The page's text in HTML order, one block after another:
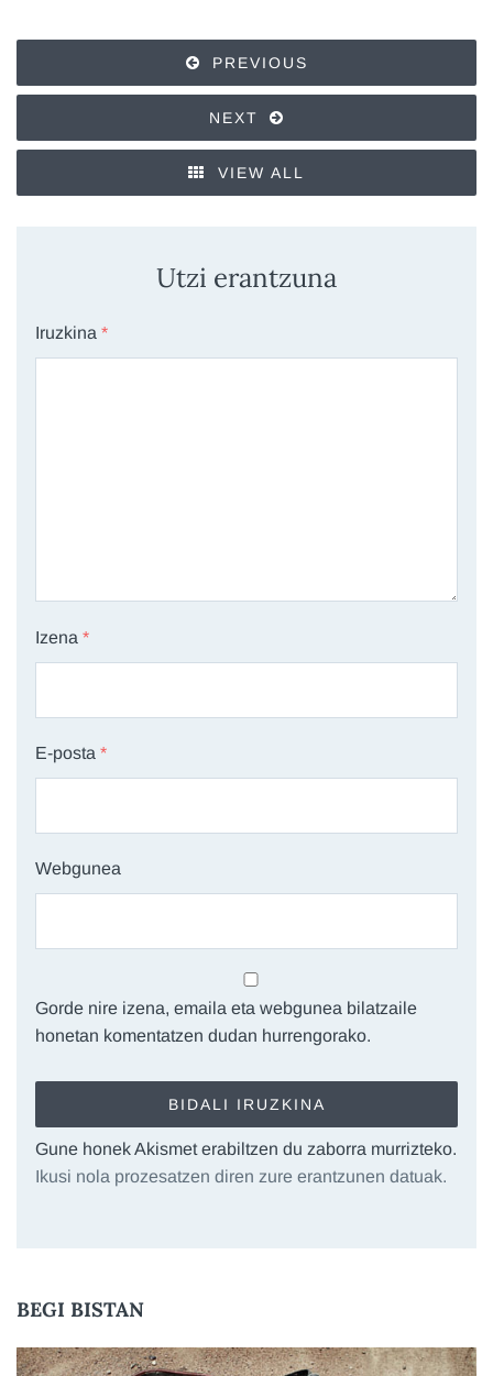
PREVIOUS
NEXT
VIEW ALL
Utzi erantzuna
Iruzkina *
Izena *
E-posta *
Webgunea
Gorde nire izena, emaila eta webgunea bilatzaile
honetan komentatzen dudan hurrengorako.
Gune honek Akismet erabiltzen du zaborra murrizteko.
Ikusi nola prozesatzen diren zure erantzunen datuak.
BEGI BISTAN